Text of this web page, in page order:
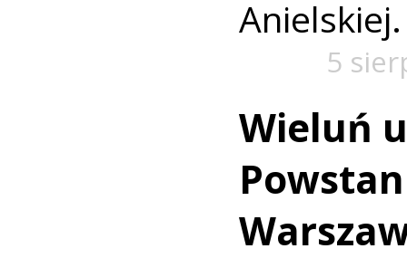
Anielskiej.
5
Wieluń